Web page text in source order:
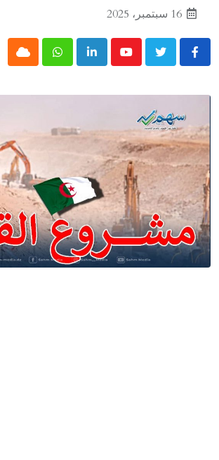
16 سبتمبر، 2025
Youtube
LinkedIn
Whatsapp
Cloud